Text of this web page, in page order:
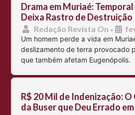
Drama em Muriaé:
Deixa Rastro de Destruição
Redação Revista On •
Um homem perde a vida em
deslizamento de terra provocado
que também afetam Eugenópolis.
R$ 20 Mil de Indenização:
da Buser que Deu Errado